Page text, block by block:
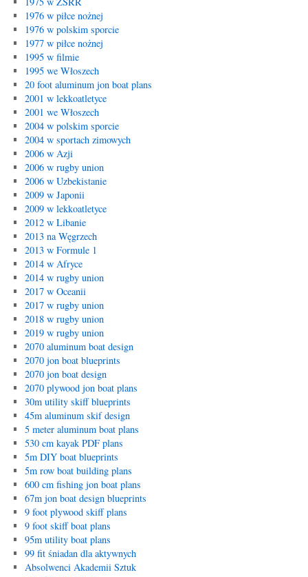
1976 w piłce nożnej
1976 w polskim sporcie
1977 w piłce nożnej
1995 w filmie
1995 we Włoszech
20 foot aluminum jon boat plans
2001 w lekkoatletyce
2001 we Włoszech
2004 w polskim sporcie
2004 w sportach zimowych
2006 w Azji
2006 w rugby union
2006 w Uzbekistanie
2009 w Japonii
2009 w lekkoatletyce
2012 w Libanie
2013 na Węgrzech
2013 w Formule 1
2014 w Afryce
2014 w rugby union
2017 w Oceanii
2017 w rugby union
2018 w rugby union
2019 w rugby union
2070 aluminum boat design
2070 jon boat blueprints
2070 jon boat design
2070 plywood jon boat plans
30m utility skiff blueprints
45m aluminum skif design
5 meter aluminum boat plans
530 cm kayak PDF plans
5m DIY boat blueprints
5m row boat building plans
600 cm fishing jon boat plans
67m jon boat design blueprints
9 foot plywood skiff plans
9 foot skiff boat plans
95m utility boat plans
99 fit śniadan dla aktywnych
Absolwenci Akademii Sztuk